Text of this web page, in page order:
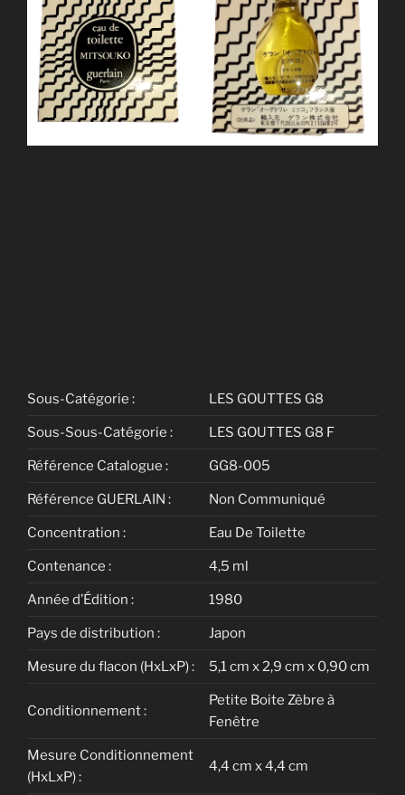
Sous-Catégorie : LES GOUTTES G8
Sous-Sous-Catégorie : LES GOUTTES G8 F
Référence Catalogue : GG8-005
Référence GUERLAIN : Non Communiqué
Concentration : Eau De Toilette
Contenance : 4,5 ml
Année d’Édition : 1980
Pays de distribution : Japon
Mesure du flacon (HxLxP) : 5,1 cm x 2,9 cm x 0,90 cm
Conditionnement :
Petite Boite Zèbre à
Fenêtre
Mesure Conditionnement
(HxLxP) :
4,4 cm x 4,4 cm